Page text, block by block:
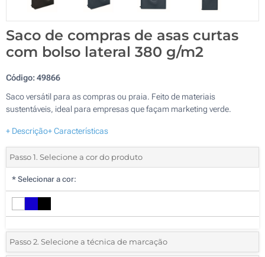
Saco de compras de asas curtas
com bolso lateral 380 g/m2
Código:49866
Saco versátil para as compras ou praia. Feito de materiais
sustentáveis, ideal para empresas que façam marketing verde.
+ Descrição+ Características
Passo 1. Selecione a cor do produto
* Selecionar a cor:
Passo 2. Selecione a técnica de marcação